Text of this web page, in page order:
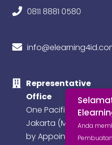
0811 8881 0580
Representative
Office
One Pacific Place,
Jakarta (Meeting
by Appointment)
Anda